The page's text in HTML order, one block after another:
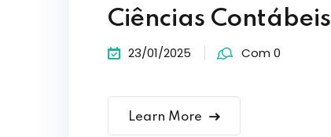
Ciências Contábeis
23/01/2025 Com 0
Learn More